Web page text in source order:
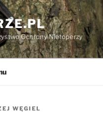
Ochrony Nietoperzy
WĘGIEL